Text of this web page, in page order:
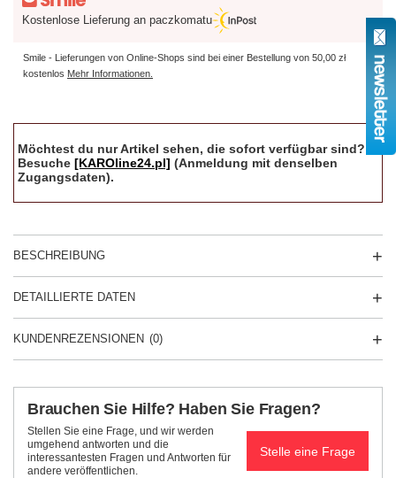
Kostenlose Lieferung an paczkomatu
Smile - Lieferungen von Online-Shops sind bei einer Bestellung von 50,00 zł
kostenlos Mehr Informationen.
Möchtest du nur Artikel sehen, die sofort verfügbar sind?
Besuche [KAROline24.pl] (Anmeldung mit denselben
Zugangsdaten).
BESCHREIBUNG
DETAILLIERTE DATEN
KUNDENREZENSIONEN (0)
Brauchen Sie Hilfe? Haben Sie Fragen?
Stellen Sie eine Frage, und wir werden
umgehend antworten und die
interessantesten Fragen und Antworten für
andere veröffentlichen.
Stelle eine Frage